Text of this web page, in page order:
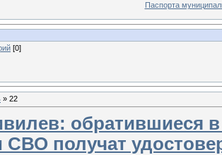
Паспорта
[0]
» 22
обратившиеся
СВО получат